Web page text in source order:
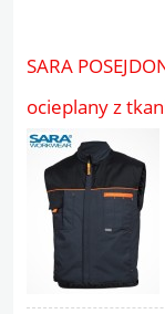
SARA
ocieplany z